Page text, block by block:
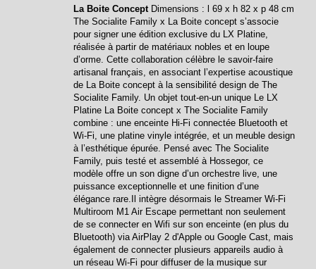
La Boite ConceptDimensions : l 69 x h 82 x p 48 cm
The Socialite Family x La Boite concept s’associe
pour signer une édition exclusive du LX Platine,
réalisée à partir de matériaux nobles et en loupe
d’orme. Cette collaboration célèbre le savoir-faire
artisanal français, en associant l’expertise acoustique
de La Boite concept à la sensibilité design de The
Socialite Family. Un objet tout-en-un unique Le LX
Platine La Boite concept x The Socialite Family
combine : une enceinte Hi-Fi connectée Bluetooth et
Wi-Fi, une platine vinyle intégrée, et un meuble design
à l’esthétique épurée. Pensé avec The Socialite
Family, puis testé et assemblé à Hossegor, ce
modèle offre un son digne d’un orchestre live, une
puissance exceptionnelle et une finition d’une
élégance rare.Il intègre désormais le Streamer Wi-Fi
Multiroom M1 Air Escape permettant non seulement
de se connecter en Wifi sur son enceinte (en plus du
Bluetooth) via AirPlay 2 d'Apple ou Google Cast, mais
également de connecter plusieurs appareils audio à
un réseau Wi-Fi pour diffuser de la musique sur